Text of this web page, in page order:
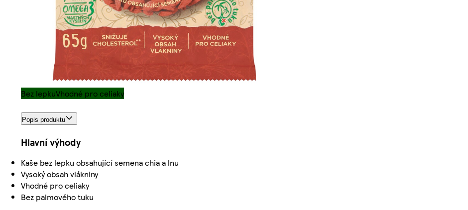
Bez lepkuVhodné pro celiaky
Popis produktu
Hlavní výhody
Kaše bez lepku obsahující semena chia a lnu
Vysoký obsah vlákniny
Vhodné pro celiaky
Bez palmového tuku